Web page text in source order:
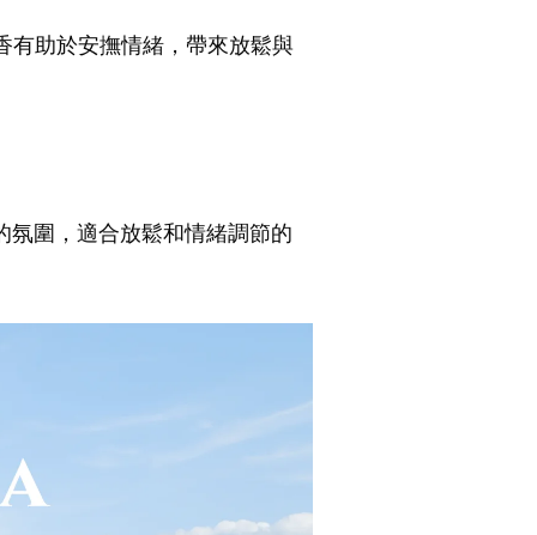
有助於安撫情緒，帶來放鬆與
氛圍，適合放鬆和情緒調節的